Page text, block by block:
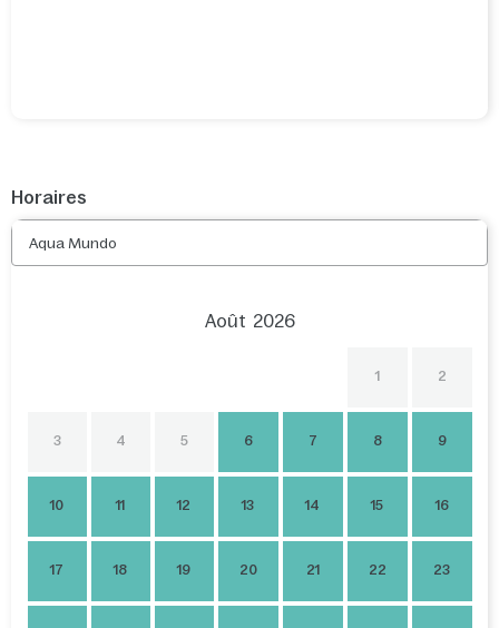
Horaires
Aqua Mundo
Août 2026
1 2
3 4 5 6 7 8 9
10 11 12 13 14 15 16
17 18 19 20 21 22 23